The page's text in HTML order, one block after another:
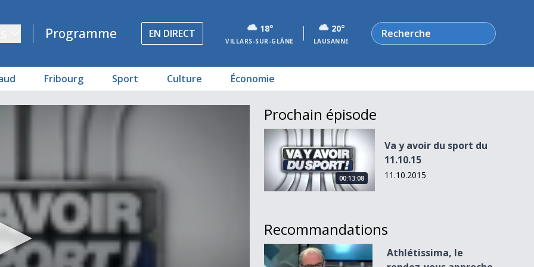
Programme EN DIRECT 18°
VILLARS-SUR-GLÂNE
20°
LAUSANNE
Rechercher
Fribourg Sport Culture Économie
Prochain épisode
Va y avoir du sport du 11.10.15
00:13:08
Va y avoir du sport du
11.10.15
11.10.2015
Recommandations
Athlétissima, le rendez-vous approche ...
Athlétissima, le